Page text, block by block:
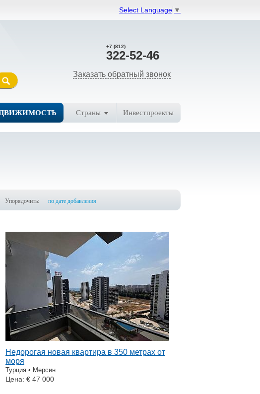
Select Language ▼
+7 (812)
322-52-46
Заказать обратный звонок
Страны Инвестпроекты
Упорядочить: по дате добавления
Недорогая новая квартира в 350 метрах от
моря
Турция • Мерсин
Цена: € 47 000